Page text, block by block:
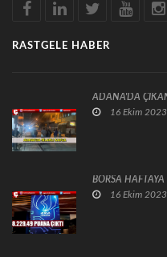
RASTGELE HABER
ADANA'DA
16 Ekim 2023
BORSA HAFTAYA
16 Ekim 2023